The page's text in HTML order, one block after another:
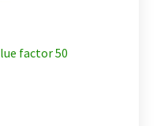
factor 50